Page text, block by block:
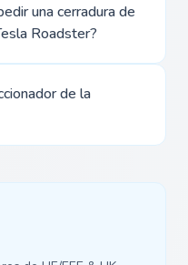
una cerradura de
Roadster?
de la